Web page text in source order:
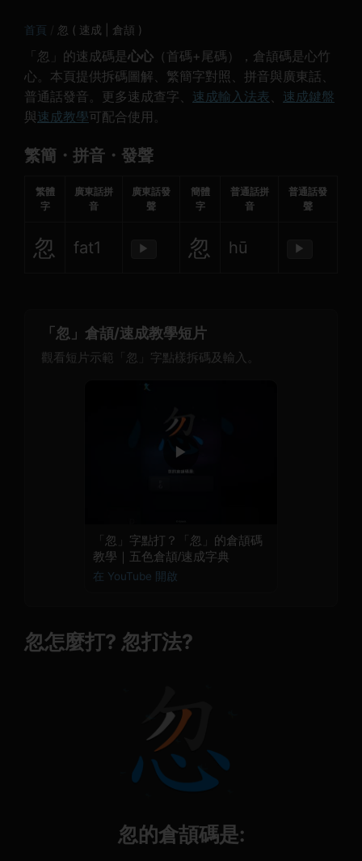
首頁 忽 ( 速成 | 倉頡 )
「忽」的速成碼是 心心 （首碼+尾碼），倉頡碼是心竹
心。本頁提供拆碼圖解、繁簡字對照、拼音與廣東話、
普通話發音。更多速成查字、 速成輸入法表、 速成鍵盤
與速成教學可配合使用。
繁簡・拼音・發聲
繁體
字
廣東話拼
音
廣東話發
聲
簡體
字
普通話拼
音
普通話發
聲
忽 fat1 ▶ 忽 hū ▶
「忽」倉頡/速成教學短片
觀看短片示範「忽」字點樣拆碼及輸入。
▶
「忽」字點打？「忽」的倉頡碼
教學｜五色倉頡/速成字典
在 YouTube 開啟
忽怎麼打? 忽打法?
忽的倉頡碼是: